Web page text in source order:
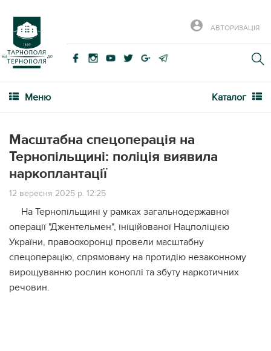
АВТОРИЗАЦІЯ
Меню Каталог
Масштабна спецоперація на
Тернопільщині: поліція виявила
наркоплантації
12 вересня 2025 р. 12:25
На Тернопільщині у рамках загальнодержавної
операції "Джентельмен", ініційованої Нацполіцією
України, правоохоронці провели масштабну
спецоперацію, спрямовану на протидію незаконному
вирощуванню рослин коноплі та збуту наркотичних
речовин.